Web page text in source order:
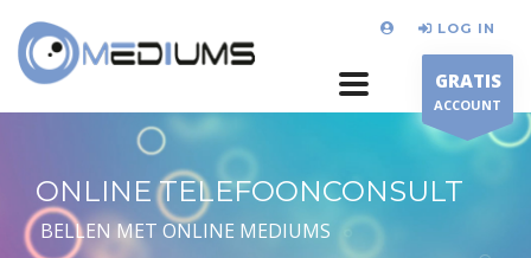
LOG IN
GRATIS
ACCOUNT
ONLINE TELEFOONCONSULT
BELLEN MET ONLINE MEDIUMS